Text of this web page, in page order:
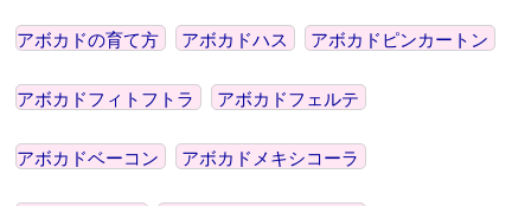
アボカドの育て方 アボカドハス アボカドピンカートン
アボカドフィトフトラ アボカドフェルテ
アボカドベーコン アボカドメキシコーラ